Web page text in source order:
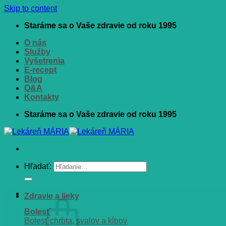
Skip to content
Staráme sa o Vaše zdravie od roku 1995
O nás
Služby
Vyšetrenia
E-recept
Blog
Q&A
Kontakty
Staráme sa o Vaše zdravie od roku 1995
Hľadať:
Zdravie a lieky
Bolesť
Bolesť chrbta, svalov a kĺbov